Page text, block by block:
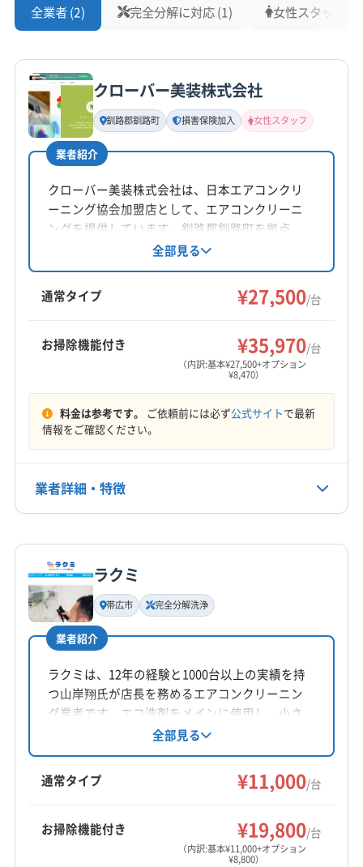
全業者 (2) 完全分解に対応 (1) 女性スタッフ在
クローバー美装株式会社
釧路郡釧路町 損害保険加入 女性スタッフ
業者紹介
クローバー美装株式会社は、日本エアコンクリ
ーニング協会加盟店として、エアコンクリーニ
ングを提供しています。釧路郡釧路町を拠点
に、帯広市や根室市など北海道の幅広いエリア
に対応。損害保険加入済みで、女性スタッフの
同行も可能です。営業時間は9:00〜18:00、日祝
定休です。
全部見る
通常タイプ ¥27,500/台
お掃除機能付き ¥35,970/台
（内訳:基本¥27,500+オプション
¥8,470）
料金は参考です。 ご依頼前には必ず公式サイトで最新
情報をご確認ください。
業者詳細・特徴
基本情報
代表者名
工藤
所在地
北海道釧路郡釧路町字別保原野25 線61 番地115
対応地域
根室市 帯広市
釧路郡釧路町
厚岸郡厚岸町
厚岸郡浜中町
広尾郡広尾町
十勝郡浦幌町
中川郡本別町
中川郡幕別町
白糠郡白糠町
標津郡標津町
ラクミ
帯広市 完全分解洗浄
業者紹介
ラクミは、12年の経験と1000台以上の実績を持
つ山岸翔氏が店長を務めるエアコンクリーニン
グ業者です。エコ洗剤をメインに使用し、小さ
なお子様がいる家庭でも安心して利用できま
す。オプションでドレンパンやファン分解によ
る完全分解洗浄も可能です。帯広市、音更町、
芽室町、幕別町エリアは出張費無料です。
全部見る
通常タイプ ¥11,000/台
お掃除機能付き ¥19,800/台
（内訳:基本¥11,000+オプション
¥8,800）